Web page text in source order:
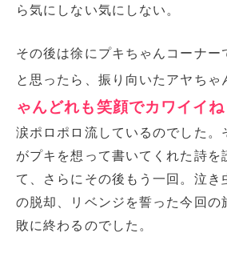
ら気にしない気にしない。
その後は徐にプキちゃんコーナー
と思ったら、振り向いたアヤちゃ
ゃんどれも笑顔でカワイイね
涙ポロポロ流しているのでした。
がプキを想って書いてくれた詩を
て、さらにその後もう一回。泣き
の脱却、リベンジを誓った今回の
敗に終わるのでした。